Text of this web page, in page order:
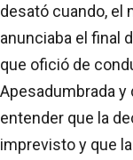
desató cuando, el
anunciaba el final
que ofició de
Apesadumbrada y
entender que la
imprevisto y que